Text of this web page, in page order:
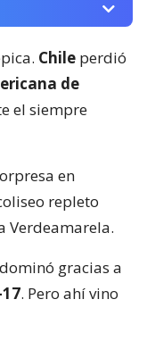
Chile perdió
de
el siempre
en
repleto
Verdeamarela.
gracias a
. Pero ahí vino